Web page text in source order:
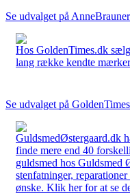
Se udvalget på
Hos GoldenTimes.dk
lang række kendte
Se udvalget på
GuldsmedØstergaard.dk
finde mere end 40
guldsmed hos Guldsmed
stenfatninger,
ønske. Klik her for at se